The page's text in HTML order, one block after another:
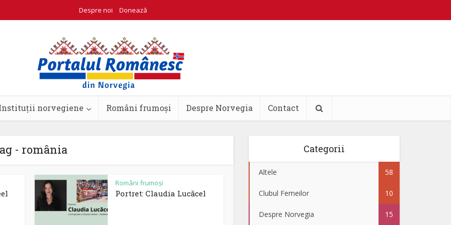
Despre noi Donează
norvegiene Români frumoși Despre Norvegia Contact
- românia
Români frumoși
Portret: Claudia Lucăcel
Categorii
Altele 58
Clubul Femeilor 10
Despre Norvegia 15